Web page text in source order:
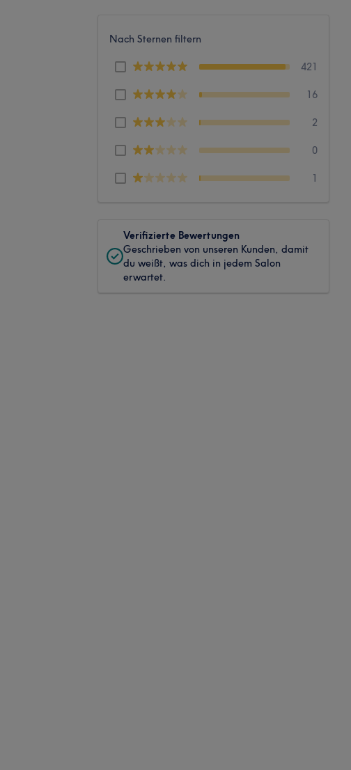
Nach Sternen filtern
421
16
2
0
1
Verifizierte Bewertungen
Geschrieben von unseren Kunden, damit
du weißt, was dich in jedem Salon
erwartet.